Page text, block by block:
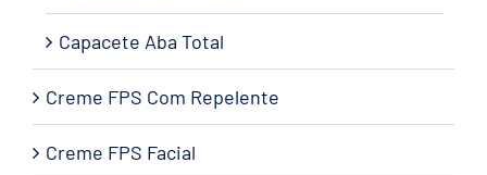
Capacete Aba Total
Creme FPS Com Repelente
Creme FPS Facial